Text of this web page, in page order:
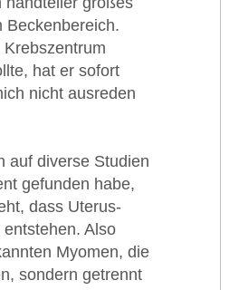
Beckenbereich.
hat er sofort
nicht ausreden
auf diverse Studien
gefunden habe,
dass Uterus-
Also
Myomen, die
sondern getrennt